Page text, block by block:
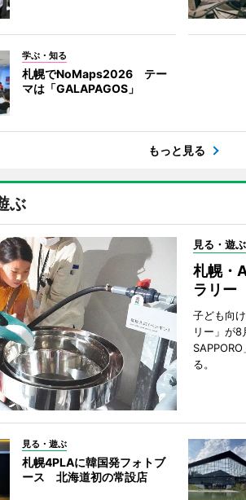
学ぶ・知る
札幌でNoMaps2026 テー
マは「GALAPAGOS」
もっと見る
ぶ
見る・遊ぶ
札幌・
ラリー
子ども向
リー」が
る。
見る・遊ぶ
札幌4PLAに韓国発フォトブ
ース 北海道初の常設店